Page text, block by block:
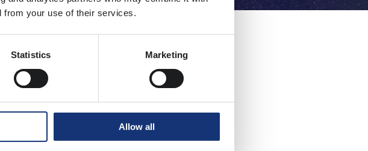
from your use of their services.
Statistics Marketing
Allow all
Nestor Security
energiesector. Vanuit hun